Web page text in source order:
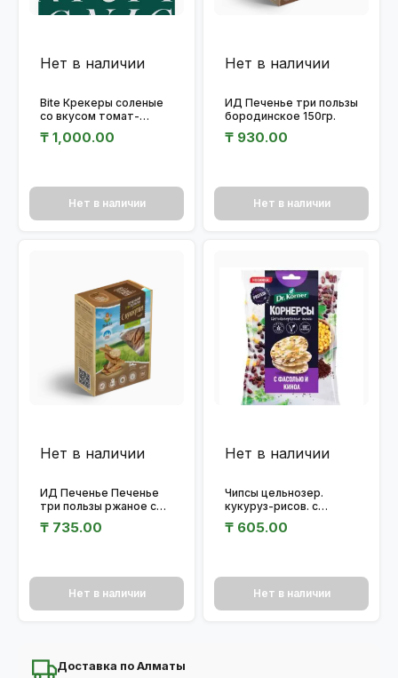
Нет в наличии
Bite Крекеры соленые
со вкусом томат-
115гр.
₸ 1,000.00
Нет в наличии
Нет в наличии
ИД Печенье три пользы
бородинское 150гр.
₸ 930.00
Нет в наличии
Нет в наличии
ИД Печенье Печенье
три пользы ржаное с
150гр.
₸ 735.00
Нет в наличии
Нет в наличии
Чипсы цельнозер.
кукуруз-рисов. с
киноа 50гр
₸ 605.00
Нет в наличии
Доставка по Алматы